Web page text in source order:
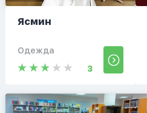
Ясмин
Одежда
3